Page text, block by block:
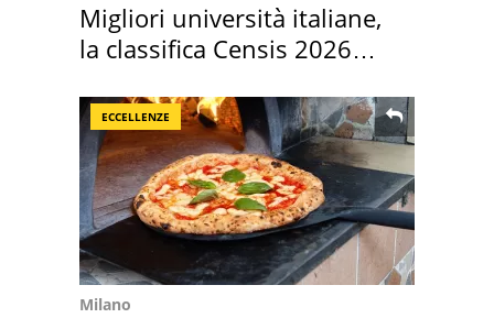
Migliori università italiane,
la classifica Censis 2026
ECCELLENZE
Milano